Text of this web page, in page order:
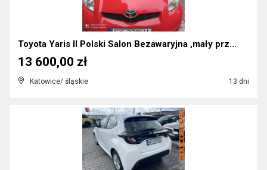
Toyota Yaris II Polski Salon Bezawaryjna ,mały prz...
Katowice/ śląskie 13 dni
13 600,00 zł